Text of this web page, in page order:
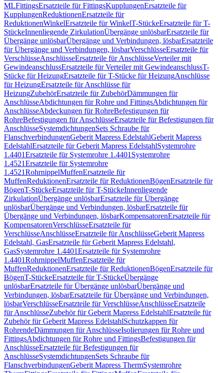
MLFittingsErsatzteile für FittingsKupplungenErsatzteile für
KupplungenReduktionenErsatzteile für
ReduktionenWinkelErsatzteile für WinkelT-StückeErsatzteile für T-
StückeInnenliegende ZirkulationÜbergänge unlösbarErsatzteile für
Übergänge unlösbarÜbergänge und Verbindungen, lösbarErsatzteile
für Übergänge und Verbindungen, lösbarVerschlüsseErsatzteile für
VerschlüsseAnschlüsseErsatzteile für AnschlüsseVerteiler mit
GewindeanschlussErsatzteile für Verteiler mit GewindeanschlussT-
Stücke für HeizungErsatzteile für T-Stücke für HeizungAnschlüsse
für HeizungErsatzteile für Anschlüsse für
HeizungZubehörErsatzteile für ZubehörDämmungen für
AnschlüsseAbdichtungen für Rohre und FittingsAbdichtungen für
AnschlüsseAbdeckungen für RohreBefestigungen für
RohreBefestigungen für AnschlüsseErsatzteile für Befestigungen für
AnschlüsseSystemdichtungenSets Schraube für
FlanschverbindungenGeberit Mapress EdelstahlGeberit Mapress
EdelstahlErsatzteile für Geberit Mapress EdelstahlSystemrohre
1.4401Ersatzteile für Systemrohre 1.4401 Systemrohre
1.4521Ersatzteile für Systemrohre
1.4521RohrnippelMuffenErsatzteile für
MuffenReduktionenErsatzteile für ReduktionenBögenErsatzteile für
BögenT-StückeErsatzteile für T-StückeInnenliegende
ZirkulationÜbergänge unlösbarErsatzteile für Übergänge
unlösbarÜbergänge und Verbindungen, lösbarErsatzteile für
Übergänge und Verbindungen, lösbarKompensatorenErsatzteile für
KompensatorenVerschlüsseErsatzteile für
VerschlüsseAnschlüsseErsatzteile für AnschlüsseGeberit Mapress
Edelstahl, GasErsatzteile für Geberit Mapress Edelstahl,
GasSystemrohre 1.4401Ersatzteile für Systemrohre
1.4401RohrnippelMuffenErsatzteile für
MuffenReduktionenErsatzteile für ReduktionenBögenErsatzteile für
BögenT-StückeErsatzteile für T-StückeÜbergänge
unlösbarErsatzteile für Übergänge unlösbarÜbergänge und
Verbindungen, lösbarErsatzteile für Übergänge und Verbindungen,
lösbarVerschlüsseErsatzteile für VerschlüsseAnschlüsseErsatzteile
für AnschlüsseZubehör für Geberit Mapress EdelstahlErsatzteile für
Zubehör für Geberit Mapress EdelstahlSchutzkappen für
RohrendeDämmungen für AnschlüsseIsolierungen für Rohre und
FittingsAbdichtungen für Rohre und FittingsBefestigungen für
AnschlüsseErsatzteile für Befestigungen für
AnschlüsseSystemdichtungenSets Schraube für
FlanschverbindungenGeberit Mapress ThermSystemrohre